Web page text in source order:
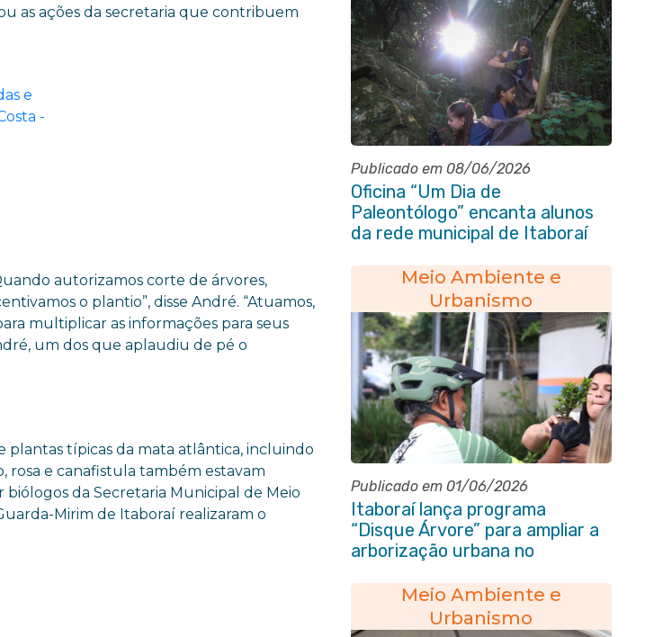
as ações da secretaria que contribuem
autorizamos corte de árvores,
o plantio”, disse André. “Atuamos,
multiplicar as informações para seus
um dos que aplaudiu de pé o
plantas típicas da mata atlântica, incluindo
rosa e canafistula também estavam
da Secretaria Municipal de Meio
Mirim de Itaboraí realizaram o
Publicado em 08/06/2026
Oficina “Um Dia de
Paleontólogo” encanta alunos
da rede municipal de Itaboraí
Meio Ambiente e
Urbanismo
Publicado em 01/06/2026
Itaboraí lança programa
“Disque Árvore” para ampliar a
arborização urbana no
Meio Ambiente e
Urbanismo